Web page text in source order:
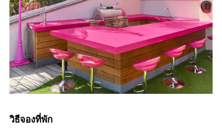
วิธีจองที่พัก